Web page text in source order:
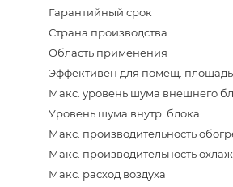
Гарантийный срок
Страна производства
Область применения
Эффективен для помещ.
Макс. уровень шума внешнего
Уровень шума внутр. блока
Макс. производительность
Макс. производительность
Макс. расход воздуха